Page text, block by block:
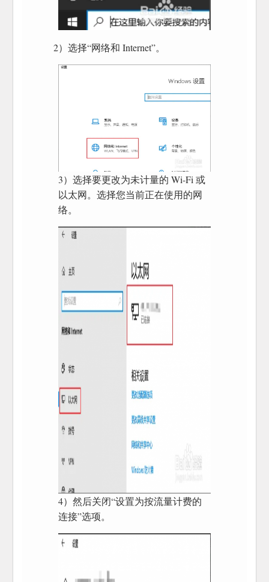
2）选择“网络和 Internet”。
3）选择要更改为未计量的 Wi-Fi 或
以太网。选择您当前正在使用的网
络。
4）然后关闭“设置为按流量计费的
连接”选项。